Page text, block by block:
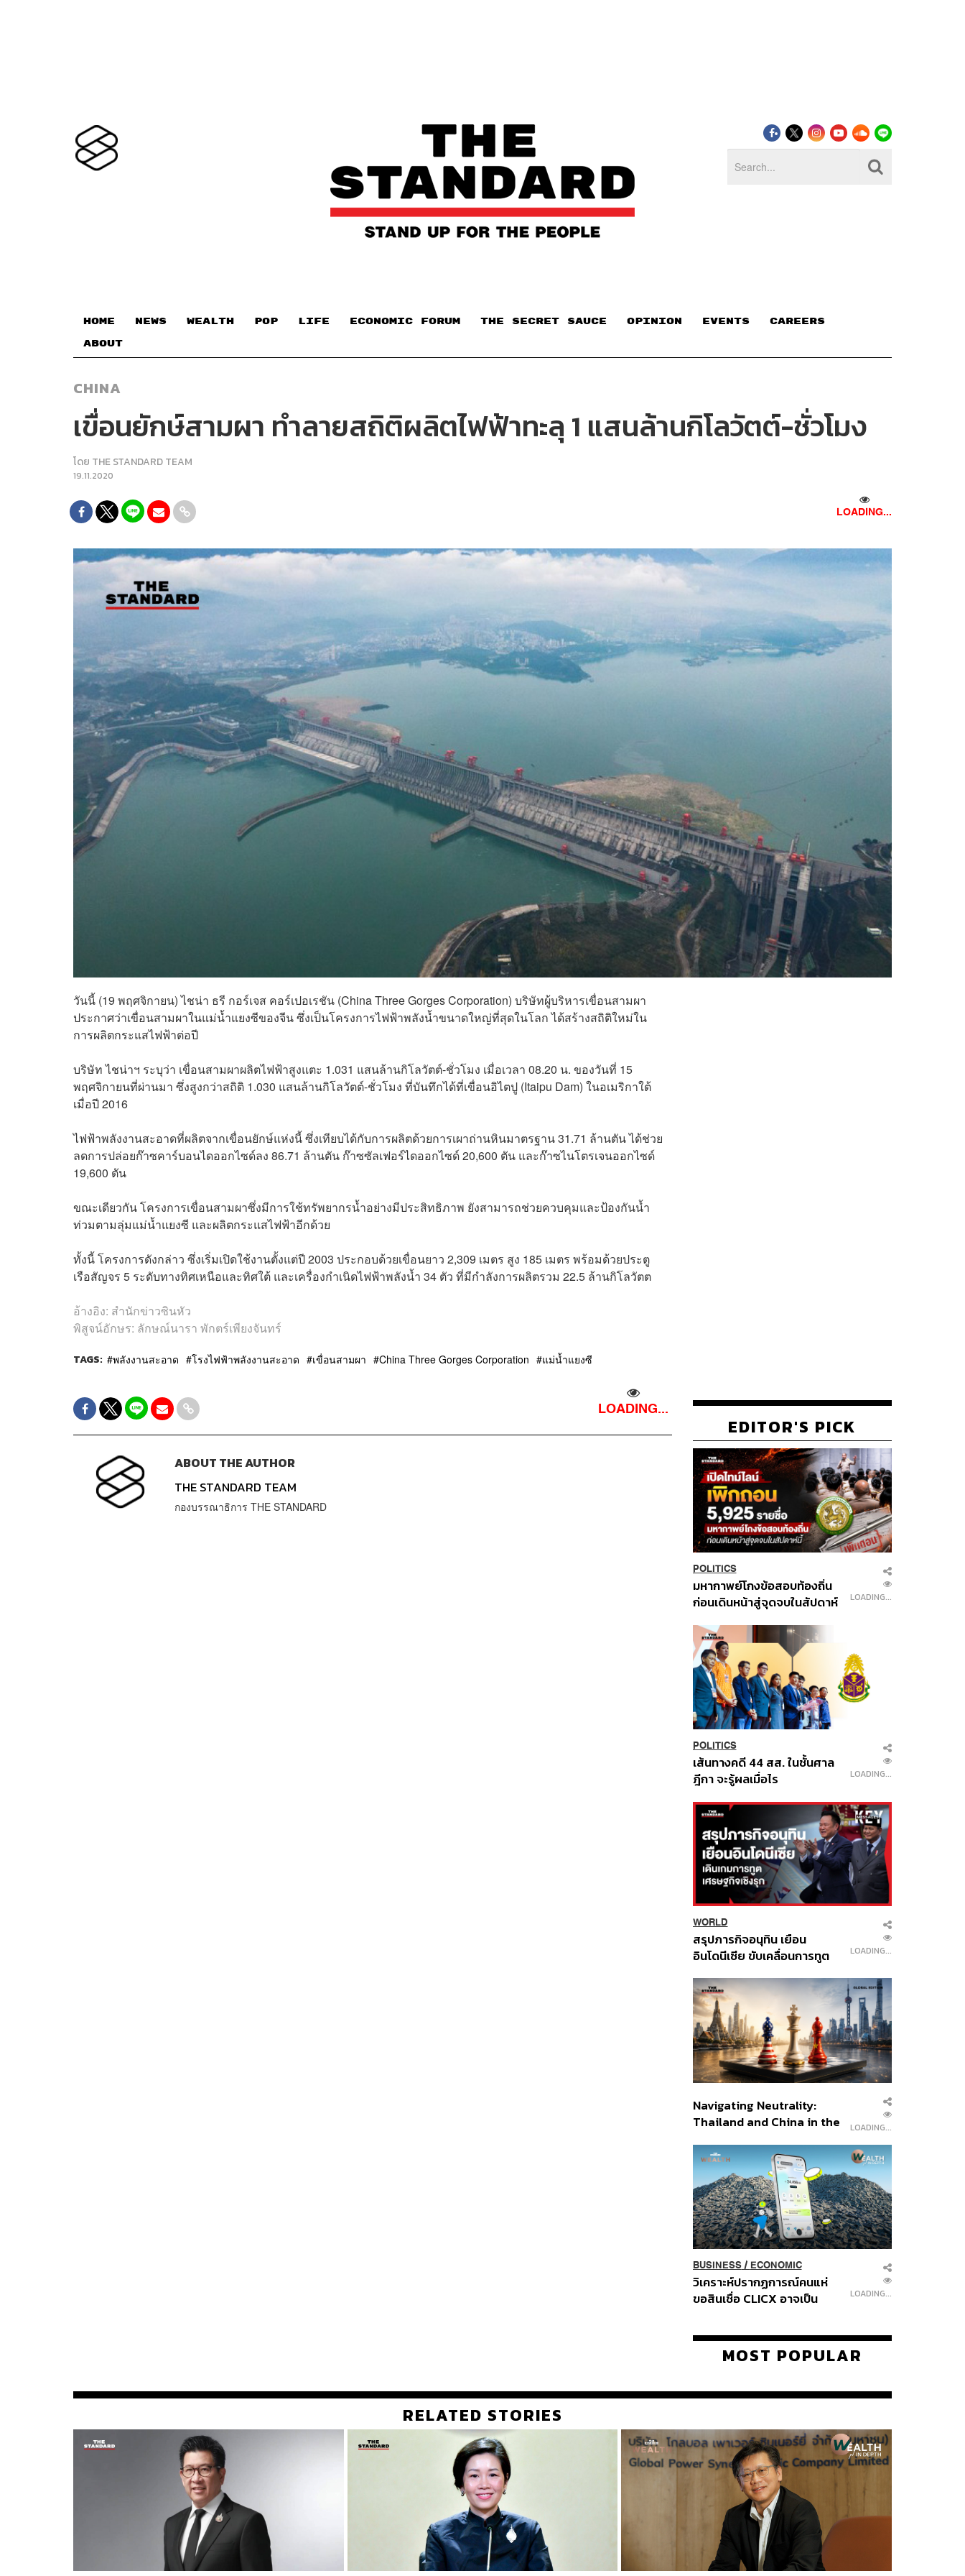
HOME NEWS WEALTH POP LIFE ECONOMIC FORUM THE SECRET SAUCE​ OPINION EVENTS CAREERS
ABOUT
CHINA
เขื่อนยักษ์สามผา ทำลายสถิติผลิตไฟฟ้าทะลุ 1 แสนล้านกิโลวัตต์-ชั่วโมง
โดย THE STANDARD TEAM
19.11.2020
LOADING...
วันนี้ (19 พฤศจิกายน) ไชน่า ธรี กอร์เจส คอร์เปอเรชัน (China Three Gorges Corporation) บริษัทผู้บริหารเขื่อนสามผา
ประกาศว่าเขื่อนสามผาในแม่น้ำแยงซีของจีน ซึ่งเป็นโครงการไฟฟ้าพลังน้ำขนาดใหญ่ที่สุดในโลก ได้สร้างสถิติใหม่ใน
การผลิตกระแสไฟฟ้าต่อปี
บริษัท ไชน่าฯ ระบุว่า เขื่อนสามผาผลิตไฟฟ้าสูงแตะ 1.031 แสนล้านกิโลวัตต์-ชั่วโมง เมื่อเวลา 08.20 น. ของวันที่ 15
พฤศจิกายนที่ผ่านมา ซึ่งสูงกว่าสถิติ 1.030 แสนล้านกิโลวัตต์-ชั่วโมง ที่บันทึกได้ที่เขื่อนอิไตปู (Itaipu Dam) ในอเมริกาใต้
เมื่อปี 2016
ไฟฟ้าพลังงานสะอาดที่ผลิตจากเขื่อนยักษ์แห่งนี้ ซึ่งเทียบได้กับการผลิตด้วยการเผาถ่านหินมาตรฐาน 31.71 ล้านตัน ได้ช่วย
ลดการปล่อยก๊าซคาร์บอนไดออกไซด์ลง 86.71 ล้านตัน ก๊าซซัลเฟอร์ไดออกไซด์ 20,600 ตัน และก๊าซไนโตรเจนออกไซด์
19,600 ตัน
ขณะเดียวกัน โครงการเขื่อนสามผาซึ่งมีการใช้ทรัพยากรน้ำอย่างมีประสิทธิภาพ ยังสามารถช่วยควบคุมและป้องกันน้ำ
ท่วมตามลุ่มแม่น้ำแยงซี และผลิตกระแสไฟฟ้าอีกด้วย
ทั้งนี้ โครงการดังกล่าว ซึ่งเริ่มเปิดใช้งานตั้งแต่ปี 2003 ประกอบด้วยเขื่อนยาว 2,309 เมตร สูง 185 เมตร พร้อมด้วยประตู
เรือสัญจร 5 ระดับทางทิศเหนือและทิศใต้ และเครื่องกำเนิดไฟฟ้าพลังน้ำ 34 ตัว ที่มีกำลังการผลิตรวม 22.5 ล้านกิโลวัตต
อ้างอิง: สำนักข่าวซินหัว
พิสูจน์อักษร: ลักษณ์นารา พักตร์เพียงจันทร์
TAGS: พลังงานสะอาด โรงไฟฟ้าพลังงานสะอาด เขื่อนสามผา China Three Gorges Corporation แม่น้ำแยงซี
LOADING...
ABOUT THE AUTHOR
THE STANDARD TEAM
กองบรรณาธิการ THE STANDARD
EDITOR'S PICK
POLITICS
มหากาพย์โกงข้อสอบท้องถิ่น
ก่อนเดินหน้าสู่จุดจบในสัปดาห์
LOADING...
POLITICS
เส้นทางคดี 44 สส. ในชั้นศาล
ฎีกา จะรู้ผลเมื่อไร
LOADING...
WORLD
สรุปภารกิจอนุทิน เยือน
อินโดนีเซีย ขับเคลื่อนการทูต
ส่วนยุทธศาสตร์ไทย –
อินโดนีเซีย
LOADING...
Navigating Neutrality:
Thailand and China in the
Order
LOADING...
BUSINESS/ ECONOMIC
วิเคราะห์ปรากฏการณ์คนแห่
ขอสินเชื่อ CLICX อาจเป็น
ปัญหาหนี้ครัวเรือนไทยที่ถูกซุก
LOADING...
MOST POPULAR
RELATED STORIES